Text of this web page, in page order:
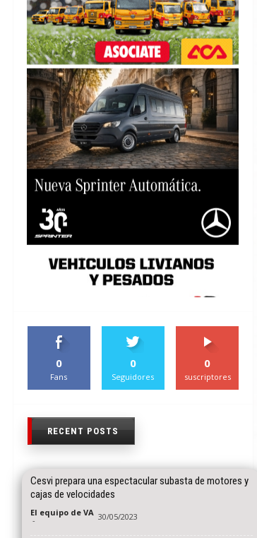
0
Fans
0
Seguidores
0
suscriptores
RECENT POSTS
Cesvi prepara una espectacular subasta de motores y
cajas de velocidades
El equipo de VA
- 30/05/2023